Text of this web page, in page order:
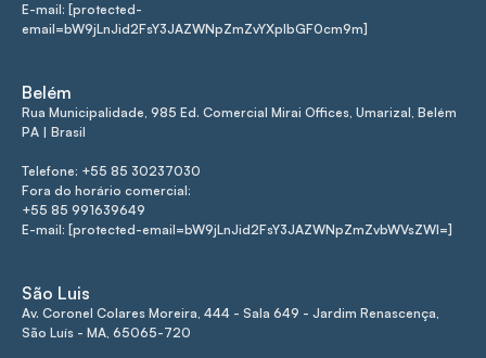
E-mail: [protected-
email=bW9jLnJid2FsY3JAZWNpZmZvYXplbGF0cm9m]
Belém
Rua Municipalidade, 985 Ed. Comercial Mirai Offices, Umarizal, Belém
PA | Brasil
Telefone: +55 85 30237030
Fora do horário comercial:
+55 85 991639649
E-mail: [protected-email=bW9jLnJid2FsY3JAZWNpZmZvbWVsZWI=]
São Luis
Av. Coronel Colares Moreira, 444 - Sala 649 - Jardim Renascença,
São Luís - MA, 65065-720